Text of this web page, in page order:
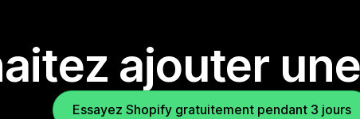
ajouter
Essayez Shopify gratuitement pendant 3 jours